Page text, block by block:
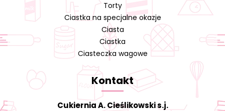
Torty
Ciastka na specjalne okazje
Ciasta
Ciastka
Ciasteczka wagowe
Kontakt
Cukiernia A. Cieślikowski s.j.